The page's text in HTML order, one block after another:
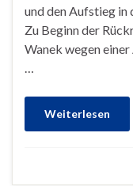
und den Aufstieg in
Zu Beginn der
Wanek wegen
Weiterlesen